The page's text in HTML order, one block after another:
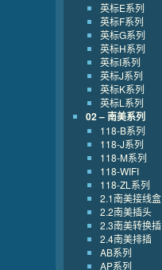
英标E系列
英标F系列
英标G系列
英标H系列
英标I系列
英标J系列
英标K系列
英标L系列
02 – 南美系列
118-B系列
118-J系列
118-M系列
118-WIFI
118-ZL系列
2.1南美接线盒
2.2南美插头
2.3南美转换插
2.4南美排插
AB系列
AP系列